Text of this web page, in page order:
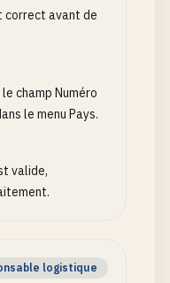
correct avant de
champ Numéro
le menu Pays.
valide,
logistique